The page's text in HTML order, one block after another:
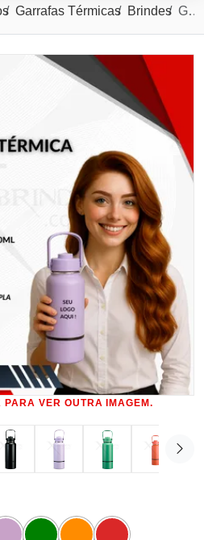
Garrafas Térmicas Brindes Garrafa térmica em inox com capacidade de até 700ml X19012
VER OUTRA IMAGEM.